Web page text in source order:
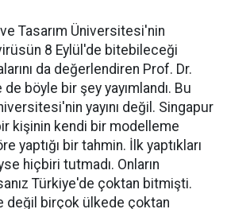
Tasarım Üniversitesi'nin
8 Eylül'de bitebileceği
da değerlendiren Prof. Dr.
de böyle bir şey yayımlandı. Bu
yayını değil. Singapur
kişinin kendi bir modelleme
yaptığı bir tahmin. İlk yaptıkları
hiçbiri tutmadı. Onların
Türkiye'de çoktan bitmişti.
değil birçok ülkede çoktan